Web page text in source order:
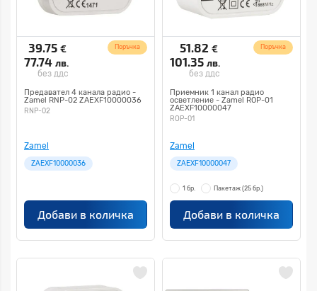
39.75 €
77.74 лв.
без ддс
Поръчка
Предавател 4 канала радио -
Zamel RNP-02 ZAEXF10000036
RNP-02
Zamel
ZAEXF10000036
Добави в количка
51.82 €
101.35 лв.
без ддс
Поръчка
Приемник 1 канал радио
осветление - Zamel ROP-01
ZAEXF10000047
ROP-01
Zamel
ZAEXF10000047
1 бр. Пакетаж (25 бр.)
Добави в количка